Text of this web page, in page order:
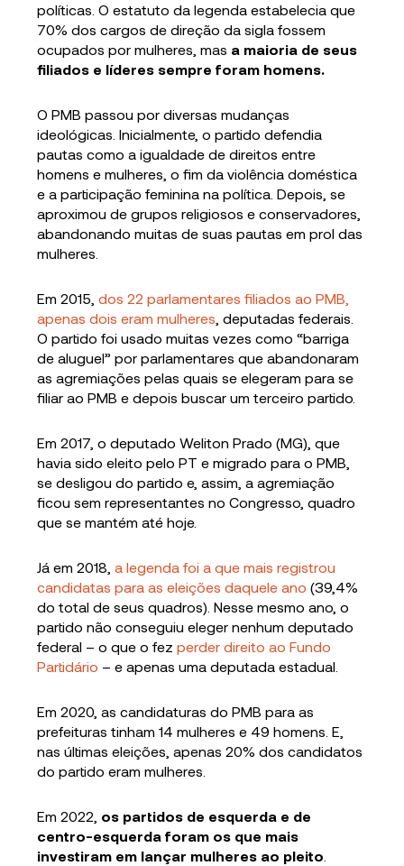
políticas. O estatuto da legenda estabelecia que
70% dos cargos de direção da sigla fossem
ocupados por mulheres, mas a maioria de seus
filiados e líderes sempre foram homens.
O PMB passou por diversas mudanças
ideológicas. Inicialmente, o partido defendia
pautas como a igualdade de direitos entre
homens e mulheres, o fim da violência doméstica
e a participação feminina na política. Depois, se
aproximou de grupos religiosos e conservadores,
abandonando muitas de suas pautas em prol das
mulheres.
Em 2015,dos 22 parlamentares filiados ao PMB,
apenas dois eram mulheres , deputadas federais.
O partido foi usado muitas vezes como “barriga
de aluguel” por parlamentares que abandonaram
as agremiações pelas quais se elegeram para se
filiar ao PMB e depois buscar um terceiro partido.
Em 2017, o deputado Weliton Prado (MG), que
havia sido eleito pelo PT e migrado para o PMB,
se desligou do partido e, assim, a agremiação
ficou sem representantes no Congresso, quadro
que se mantém até hoje.
Já em 2018,a legenda foi a que mais registrou
candidatas para as eleições daquele ano (39,4%
do total de seus quadros). Nesse mesmo ano, o
partido não conseguiu eleger nenhum deputado
federal – o que o fezperder direito ao Fundo
Partidário – e apenas uma deputada estadual.
Em 2020, as candidaturas do PMB para as
prefeituras tinham 14 mulheres e 49 homens. E,
nas últimas eleições, apenas 20% dos candidatos
do partido eram mulheres.
Em 2022, os partidos de esquerda e de
centro-esquerda foram os que mais
investiram em lançar mulheres ao pleito